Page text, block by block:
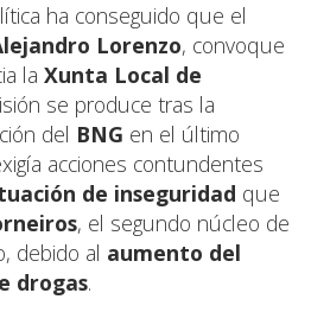
ha conseguido que el
Lorenzo, convoque
la Xunta Local de
se produce tras la
del BNG en el último
acciones contundentes
de inseguridad que
, el segundo núcleo de
debido al aumento del
drogas.